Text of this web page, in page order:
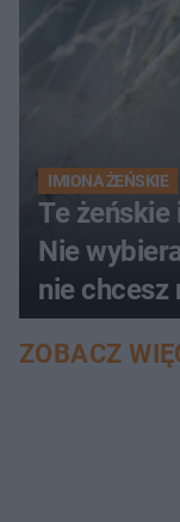
IMIONA ŻEŃSKIE
Te żeńskie
Nie
nie chcesz
ZOBACZ